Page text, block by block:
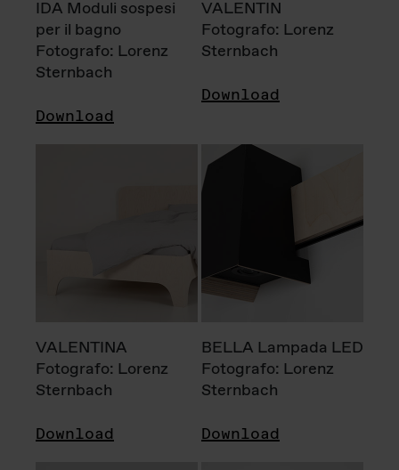
IDA Moduli sospesi
per il bagno
Fotografo: Lorenz
Sternbach
Download
VALENTIN
Fotografo: Lorenz
Sternbach
Download
VALENTINA
Fotografo: Lorenz
Sternbach
Download
BELLA Lampada LED
Fotografo: Lorenz
Sternbach
Download